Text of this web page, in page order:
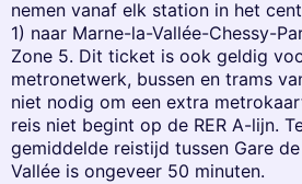
nemen vanaf elk station in het
1) naar Marne-la-Vallée-Chessy-
Zone 5. Dit ticket is ook geldig
metronetwerk, bussen en trams
niet nodig om een extra
reis niet begint op de RER A-lijn.
gemiddelde reistijd tussen Gare
Vallée is ongeveer 50 minuten.